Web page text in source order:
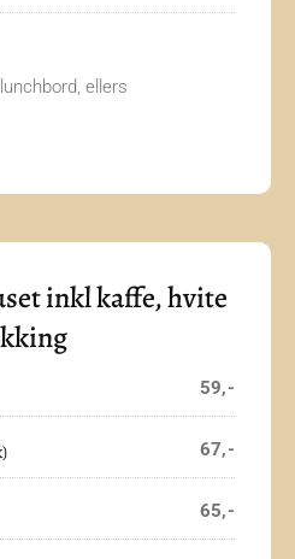
ellers
inkl kaffe, hvite
59,-
67,-
65,-